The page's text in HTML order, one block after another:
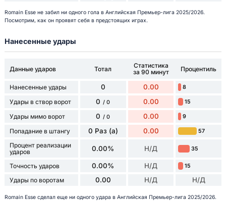
Romain Esse не забил ни одного гола в Английская Премьер-лига 2025/2026.
Посмотрим, как он проявят себя в предстоящих играх.
Нанесенные удары
Данные ударов Тотал
Статистика
за 90 минут
Процентиль
Нанесенные удары 0 0.00 8
Удары в створ ворот 0 / 0 0.00 15
Удары мимо ворот 0 / 0 0.00 9
Попадание в штангу 0 Раз (а) 0.00 57
Процент реализации
ударов
0.00% Н/Д 35
Точность ударов 0.00% Н/Д 15
Удары по воротам 0.00 Н/Д Н/Д
Romain Esse сделал еще ни одного удара в Английская Премьер-лига 2025/2026.